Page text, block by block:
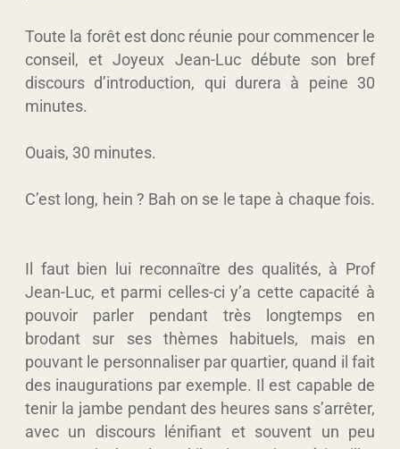
Toute la forêt est donc réunie pour commencer le
conseil, et Joyeux Jean-Luc débute son bref
discours d’introduction, qui durera à peine 30
minutes.
Ouais, 30 minutes.
C’est long, hein ? Bah on se le tape à chaque fois.
Il faut bien lui reconnaître des qualités, à Prof
Jean-Luc, et parmi celles-ci y’a cette capacité à
pouvoir parler pendant très longtemps en
brodant sur ses thèmes habituels, mais en
pouvant le personnaliser par quartier, quand il fait
des inaugurations par exemple. Il est capable de
tenir la jambe pendant des heures sans s’arrêter,
avec un discours lénifiant et souvent un peu